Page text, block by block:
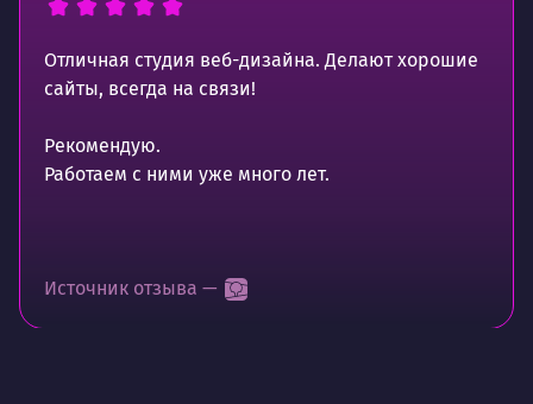
Отличная студия веб-дизайна. Делают хорошие
сайты, всегда на связи!
Рекомендую.
Работаем с ними уже много лет.
Источник отзыва —